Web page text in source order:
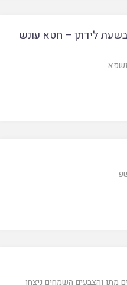
לידתן – חטא עונש
מתו והצבעים השמחים ניצחו